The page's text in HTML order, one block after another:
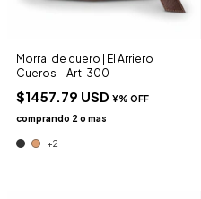
Morral de cuero | El Arriero
Cueros – Art. 300
$1457.79 USD
+2